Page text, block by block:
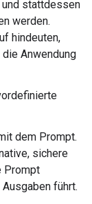
stattdessen
werden.
hindeuten,
Anwendung
dem Prompt.
sichere
Prompt
führt.